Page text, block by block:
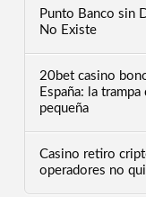
Punto Banco sin
No Existe
20bet casino
España: la
pequeña
Casino retiro
operadores no